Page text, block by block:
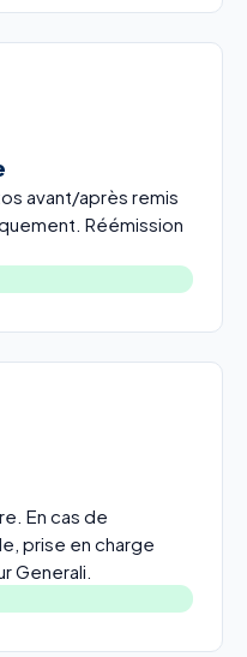
avant/après remis
Réémission
En cas de
prise en charge
Generali.